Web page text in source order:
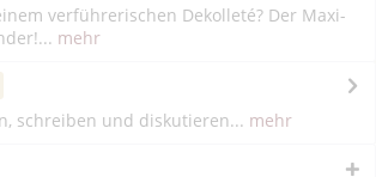
verführerischen Dekolleté? Der Maxi-
mehr
schreiben und diskutieren... mehr